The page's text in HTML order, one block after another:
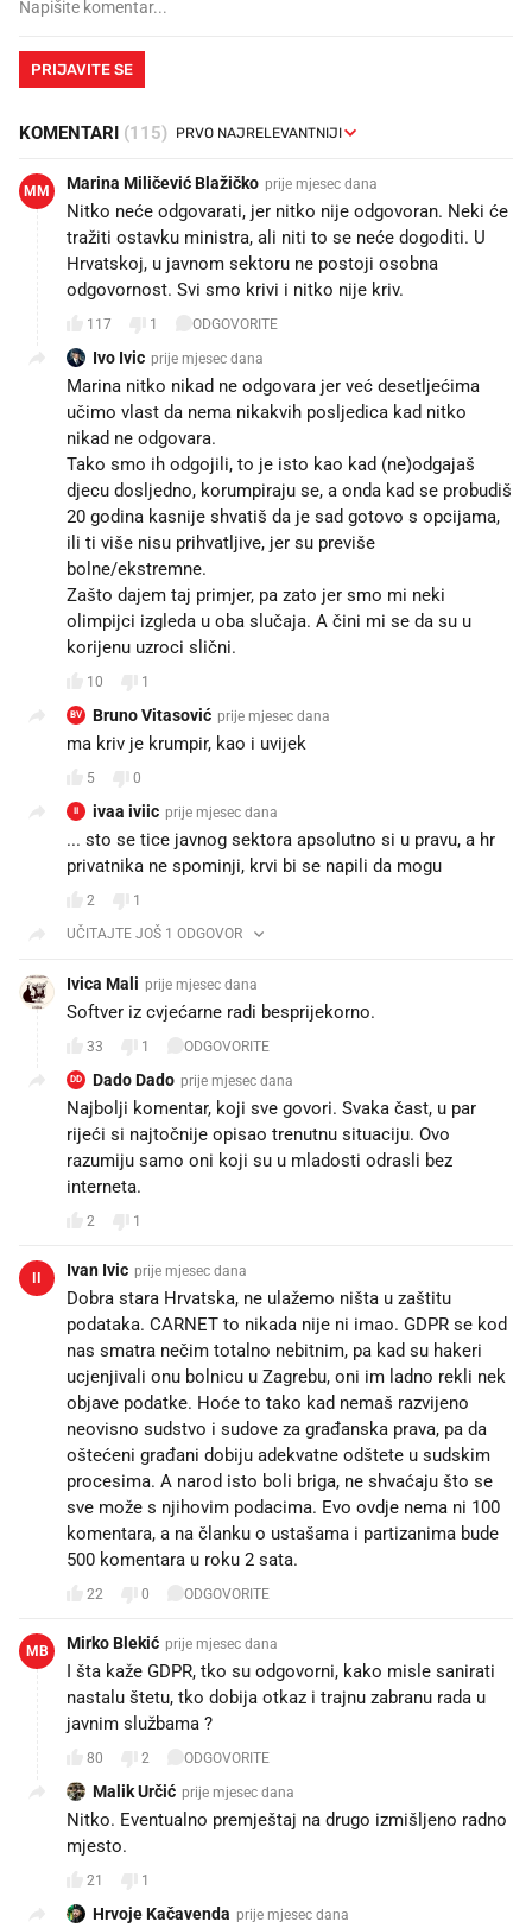
PRIJAVITE SE
KOMENTARI (115)
MM Marina Miličević Blažičko prije mjesec dana
Nitko neće odgovarati, jer nitko nije odgovoran. Neki će
tražiti ostavku ministra, ali niti to se neće dogoditi. U
Hrvatskoj, u javnom sektoru ne postoji osobna
odgovornost. Svi smo krivi i nitko nije kriv.
117 1 ODGOVORITE
Ivo Ivic prije mjesec dana
Marina nitko nikad ne odgovara jer već desetljećima
učimo vlast da nema nikakvih posljedica kad nitko
nikad ne odgovara.
Tako smo ih odgojili, to je isto kao kad (ne)odgajaš
djecu dosljedno, korumpiraju se, a onda kad se probudiš
20 godina kasnije shvatiš da je sad gotovo s opcijama,
ili ti više nisu prihvatljive, jer su previše
bolne/ekstremne.
Zašto dajem taj primjer, pa zato jer smo mi neki
olimpijci izgleda u oba slučaja. A čini mi se da su u
korijenu uzroci slični.
10 1
BV Bruno Vitasović prije mjesec dana
ma kriv je krumpir, kao i uvijek
5 0
II ivaa iviic prije mjesec dana
... sto se tice javnog sektora apsolutno si u pravu, a hr
privatnika ne spominji, krvi bi se napili da mogu
2
1
UČITAJTE JOŠ 1 ODGOVOR
Ivica Mali prije mjesec dana
Softver iz cvjećarne radi besprijekorno.
33 1 ODGOVORITE
DD Dado Dado prije mjesec dana
Najbolji komentar, koji sve govori. Svaka čast, u par
rijeći si najtočnije opisao trenutnu situaciju. Ovo
razumiju samo oni koji su u mladosti odrasli bez
interneta.
2 1
II Ivan Ivic prije mjesec dana
Dobra stara Hrvatska, ne ulažemo ništa u zaštitu
podataka. CARNET to nikada nije ni imao. GDPR se kod
nas smatra nečim totalno nebitnim, pa kad su hakeri
ucjenjivali onu bolnicu u Zagrebu, oni im ladno rekli nek
objave podatke. Hoće to tako kad nemaš razvijeno
neovisno sudstvo i sudove za građanska prava, pa da
oštećeni građani dobiju adekvatne odštete u sudskim
procesima. A narod isto boli briga, ne shvaćaju što se
sve može s njihovim podacima. Evo ovdje nema ni 100
komentara, a na članku o ustašama i partizanima bude
500 komentara u roku 2 sata.
22 0 ODGOVORITE
MB Mirko Blekić prije mjesec dana
I šta kaže GDPR, tko su odgovorni, kako misle sanirati
nastalu štetu, tko dobija otkaz i trajnu zabranu rada u
javnim službama ?
80 2 ODGOVORITE
Malik Určić prije mjesec dana
Nitko. Eventualno premještaj na drugo izmišljeno radno
mjesto.
21 1
Hrvoje Kačavenda prije mjesec dana